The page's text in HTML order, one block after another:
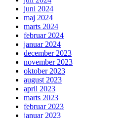
juni 2024
maj 2024
marts 2024
februar 2024
januar 2024
december 2023
november 2023
oktober 2023
august 2023
april 2023
marts 2023
februar 2023
januar 2023